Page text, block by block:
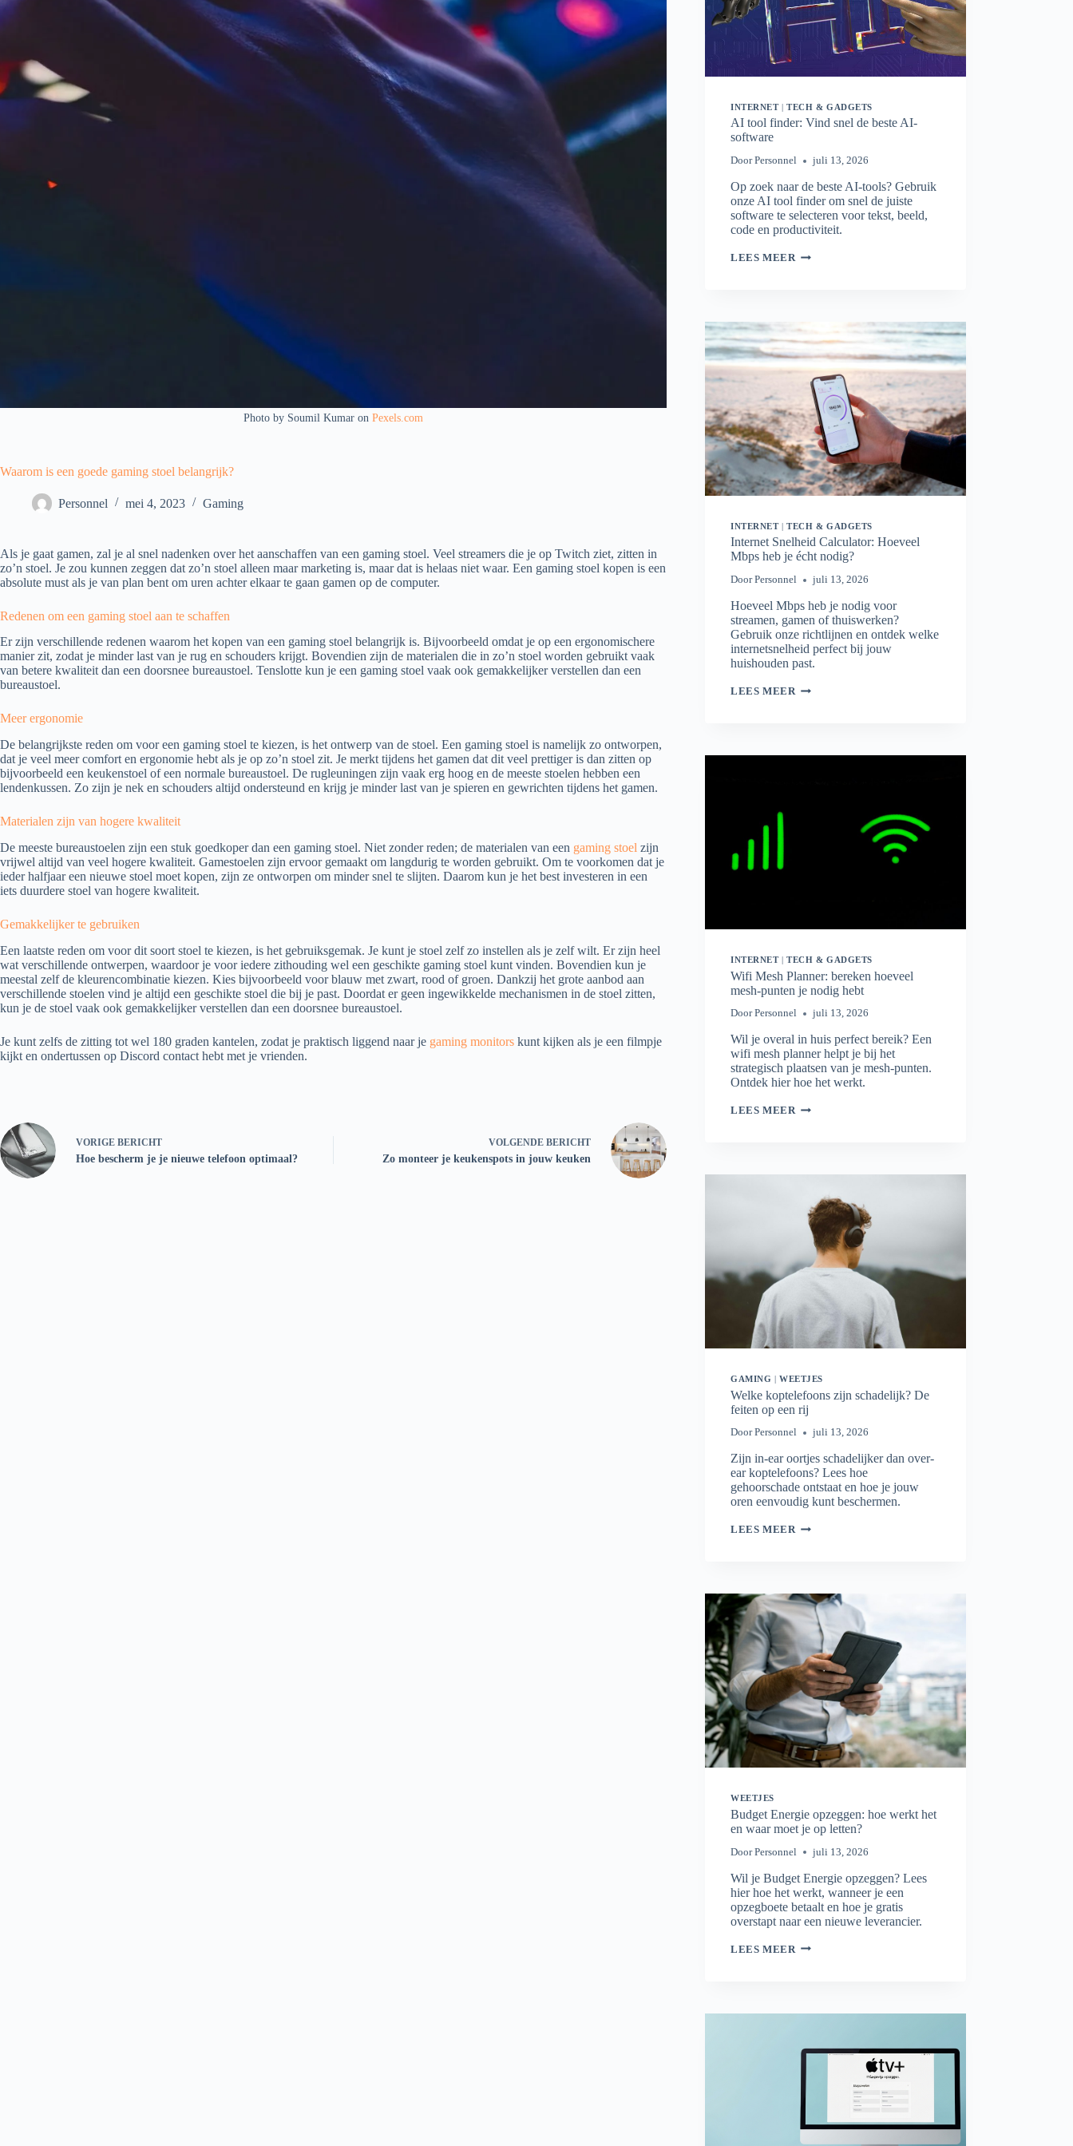
Photo by Soumil Kumar on Pexels.com
Waarom is een goede gaming stoel belangrijk?
Personnel mei 4, 2023 Gaming
Als je gaat gamen, zal je al snel nadenken over het aanschaffen van een gaming stoel. Veel streamers die je op Twitch ziet, zitten in
zo’n stoel. Je zou kunnen zeggen dat zo’n stoel alleen maar marketing is, maar dat is helaas niet waar. Een gaming stoel kopen is een
absolute must als je van plan bent om uren achter elkaar te gaan gamen op de computer.
Redenen om een gaming stoel aan te schaffen
Er zijn verschillende redenen waarom het kopen van een gaming stoel belangrijk is. Bijvoorbeeld omdat je op een ergonomischere
manier zit, zodat je minder last van je rug en schouders krijgt. Bovendien zijn de materialen die in zo’n stoel worden gebruikt vaak
van betere kwaliteit dan een doorsnee bureaustoel. Tenslotte kun je een gaming stoel vaak ook gemakkelijker verstellen dan een
bureaustoel.
Meer ergonomie
De belangrijkste reden om voor een gaming stoel te kiezen, is het ontwerp van de stoel. Een gaming stoel is namelijk zo ontworpen,
dat je veel meer comfort en ergonomie hebt als je op zo’n stoel zit. Je merkt tijdens het gamen dat dit veel prettiger is dan zitten op
bijvoorbeeld een keukenstoel of een normale bureaustoel. De rugleuningen zijn vaak erg hoog en de meeste stoelen hebben een
lendenkussen. Zo zijn je nek en schouders altijd ondersteund en krijg je minder last van je spieren en gewrichten tijdens het gamen.
Materialen zijn van hogere kwaliteit
De meeste bureaustoelen zijn een stuk goedkoper dan een gaming stoel. Niet zonder reden; de materialen van een gaming stoel zijn
vrijwel altijd van veel hogere kwaliteit. Gamestoelen zijn ervoor gemaakt om langdurig te worden gebruikt. Om te voorkomen dat je
ieder halfjaar een nieuwe stoel moet kopen, zijn ze ontworpen om minder snel te slijten. Daarom kun je het best investeren in een
iets duurdere stoel van hogere kwaliteit.
Gemakkelijker te gebruiken
Een laatste reden om voor dit soort stoel te kiezen, is het gebruiksgemak. Je kunt je stoel zelf zo instellen als je zelf wilt. Er zijn heel
wat verschillende ontwerpen, waardoor je voor iedere zithouding wel een geschikte gaming stoel kunt vinden. Bovendien kun je
meestal zelf de kleurencombinatie kiezen. Kies bijvoorbeeld voor blauw met zwart, rood of groen. Dankzij het grote aanbod aan
verschillende stoelen vind je altijd een geschikte stoel die bij je past. Doordat er geen ingewikkelde mechanismen in de stoel zitten,
kun je de stoel vaak ook gemakkelijker verstellen dan een doorsnee bureaustoel.
Je kunt zelfs de zitting tot wel 180 graden kantelen, zodat je praktisch liggend naar je gaming monitors kunt kijken als je een filmpje
kijkt en ondertussen op Discord contact hebt met je vrienden.
VORIGE BERICHT
Hoe bescherm je je nieuwe telefoon optimaal?
VOLGENDE BERICHT
Zo monteer je keukenspots in jouw keuken
INTERNET|TECH & GADGETS
AI tool finder: Vind snel de beste AI-
software
Door Personnel juli 13, 2026
Op zoek naar de beste AI-tools? Gebruik
onze AI tool finder om snel de juiste
software te selecteren voor tekst, beeld,
code en productiviteit.
LEES MEER AI
BESTE
AI-
SOFTWARE
INTERNET|TECH & GADGETS
Internet Snelheid Calculator: Hoeveel
Mbps heb je écht nodig?
Door Personnel juli 13, 2026
Hoeveel Mbps heb je nodig voor
streamen, gamen of thuiswerken?
Gebruik onze richtlijnen en ontdek welke
internetsnelheid perfect bij jouw
huishouden past.
LEES MEER INTERNET
INTERNET|TECH & GADGETS
Wifi Mesh Planner: bereken hoeveel
mesh-punten je nodig hebt
Door Personnel juli 13, 2026
Wil je overal in huis perfect bereik? Een
wifi mesh planner helpt je bij het
strategisch plaatsen van je mesh-punten.
Ontdek hier hoe het werkt.
LEES MEER WIFI
NODIG
HEBT
GAMING |WEETJES
Welke koptelefoons zijn schadelijk? De
feiten op een rij
Door Personnel juli 13, 2026
Zijn in-ear oortjes schadelijker dan over-
ear koptelefoons? Lees hoe
gehoorschade ontstaat en hoe je jouw
oren eenvoudig kunt beschermen.
LEES MEER WELKE
OP
EEN
WEETJES
Budget Energie opzeggen: hoe werkt het
en waar moet je op letten?
Door Personnel juli 13, 2026
Wil je Budget Energie opzeggen? Lees
hier hoe het werkt, wanneer je een
opzegboete betaalt en hoe je gratis
overstapt naar een nieuwe leverancier.
LEES MEER BUDGET
JE
LETTEN?